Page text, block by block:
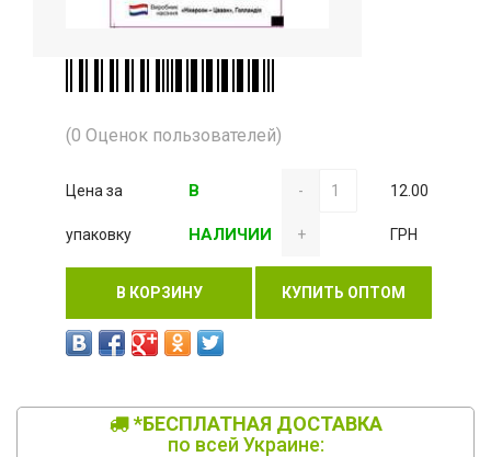
(0 Оценок пользователей)
Цена за
упаковку
В
НАЛИЧИИ
-
+
12.00
ГРН
В КОРЗИНУ КУПИТЬ ОПТОМ
*БЕСПЛАТНАЯ ДОСТАВКА
по всей Украине: